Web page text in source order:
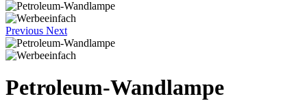
Previous Next
Petroleum-Wandlampe